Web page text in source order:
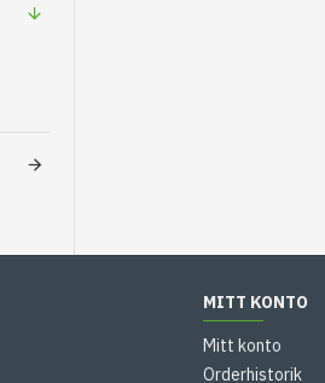
MITT KONTO
Mitt konto
Orderhistorik